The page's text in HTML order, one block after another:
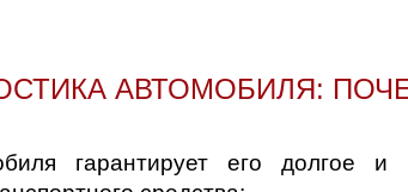
АВТОМОБИЛЯ:
гарантирует его долгое и